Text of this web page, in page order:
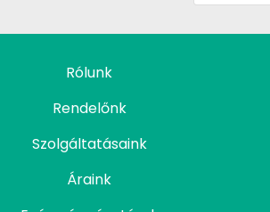
Rólunk
Rendelőnk
Szolgáltatásaink
Áraink